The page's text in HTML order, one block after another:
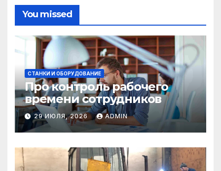
You missed
СТАНКИ И ОБОРУДОВАНИЕ
Про контроль рабочего
времени сотрудников
29 ИЮЛЯ, 2026 ADMIN